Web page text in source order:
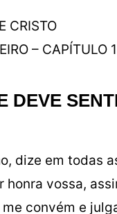
CRISTO
– CAPÍTULO
DEVE
dize em todas
honra vossa,
convém e